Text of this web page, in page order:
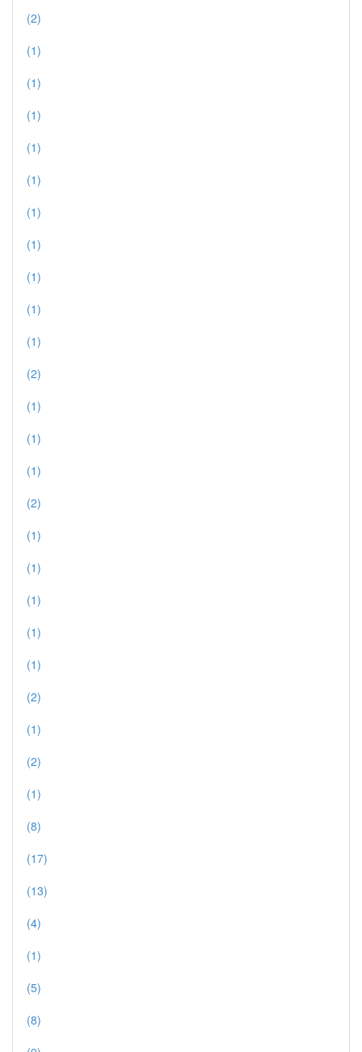
(2)
(1)
(1)
(1)
(1)
(1)
(1)
(1)
(1)
(1)
(1)
(2)
(1)
(1)
(1)
(2)
(1)
(1)
(1)
(1)
(1)
(2)
(1)
(2)
(1)
(8)
(17)
(13)
(4)
(1)
(5)
(8)